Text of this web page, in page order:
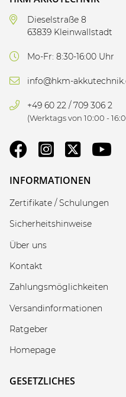
Dieselstraße 8
63839 Kleinwallstadt
Mo-Fr: 8:30-16:00 Uhr
info@hkm-
+49 60 22 / 709 306 2
(Werktags von 10:00 -
INFORMATIONEN
Zertifikate / Schulungen
Sicherheitshinweise
Über uns
Kontakt
Zahlungsmöglichkeiten
Versandinformationen
Ratgeber
Homepage
GESETZLICHES